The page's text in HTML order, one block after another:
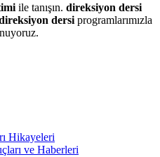
ile tanışın. direksiyon dersi
dersi programlarımızla
Hikayeleri
ve Haberleri